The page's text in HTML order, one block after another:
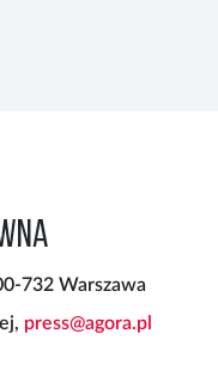
732 Warszawa
press@agora.pl